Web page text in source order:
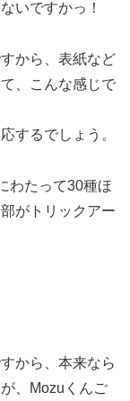
いですかっ！
から、表紙など
、こんな感じで
するでしょう。
わたって30種ほ
がトリックアー
から、本来なら
、Mozuくんご